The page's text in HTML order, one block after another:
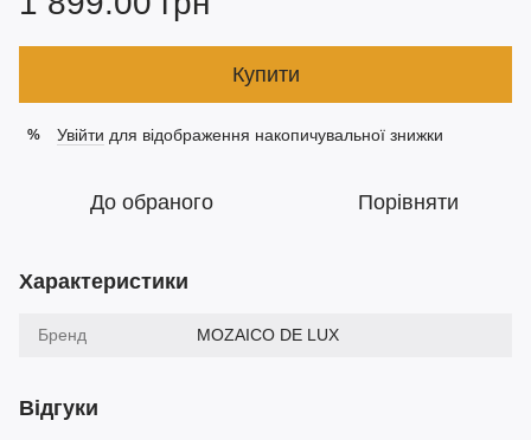
Купити
% Увійти для відображення накопичувальної знижки
До обраного Порівняти
Характеристики
Бренд MOZAICO DE LUX
Відгуки